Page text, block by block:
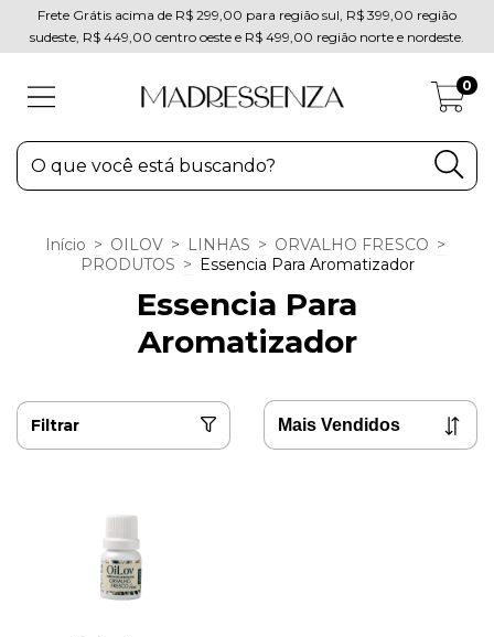
Frete Grátis acima de R$ 299,00 para região sul, R$ 399,00 região
sudeste, R$ 449,00 centro oeste e R$ 499,00 região norte e nordeste.
0
Início > OILOV > LINHAS > ORVALHO FRESCO >
PRODUTOS > Essencia Para Aromatizador
Essencia Para
Aromatizador
Filtrar